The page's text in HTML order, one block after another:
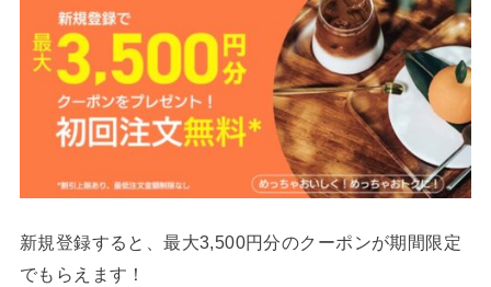
新規登録すると、最大3,500円分のクーポンが期間限定
でもらえます！